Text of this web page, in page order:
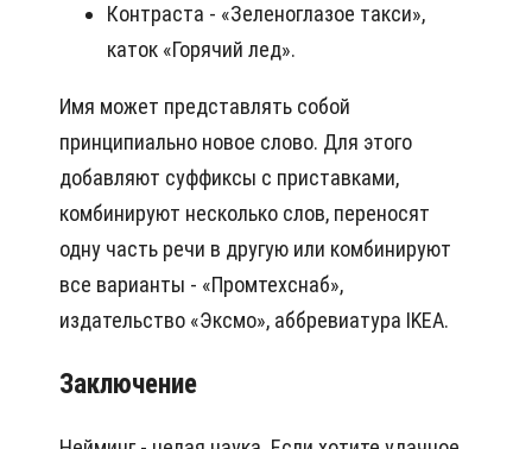
Контраста - «Зеленоглазое такси»,
каток «Горячий лед».
Имя может представлять собой
принципиально новое слово. Для этого
добавляют суффиксы с приставками,
комбинируют несколько слов, переносят
одну часть речи в другую или комбинируют
все варианты - «Промтехснаб»,
издательство «Эксмо», аббревиатура IKEA.
Заключение